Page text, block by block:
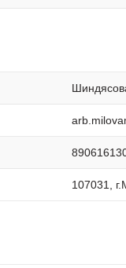
107031,